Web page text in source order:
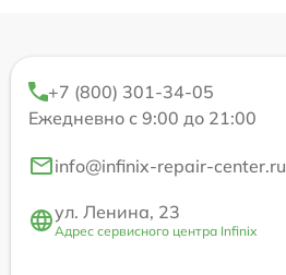
+7 (800) 301-34-05
Ежедневно с 9:00 до 21:00
info@infinix-repair-center.ru
ул. Ленина, 23
Адрес сервисного центра Infinix